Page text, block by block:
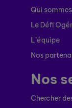
Qui
Le Défi
L’équipe
Nos
Nos
Chercher